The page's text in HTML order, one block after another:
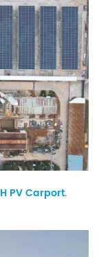
PV Carport.